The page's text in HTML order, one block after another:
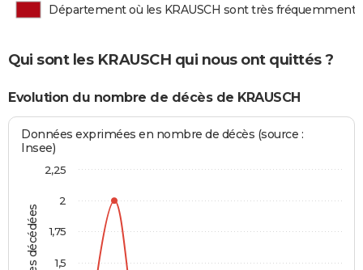
Département où les KRAUSCH sont très fréquemment
Qui sont les KRAUSCH qui nous ont quittés ?
Evolution du nombre de décès de KRAUSCH
Données exprimées en nombre de décès (source :
Insee)
1,5
1,75
2
2,25